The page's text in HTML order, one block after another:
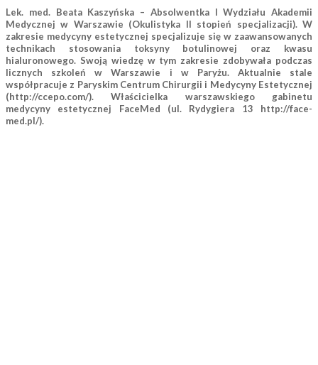
Lek. med. Beata Kaszyńska – Absolwentka I Wydziału Akademii
Medycznej w Warszawie (Okulistyka II stopień specjalizacji). W
zakresie medycyny estetycznej specjalizuje się w zaawansowanych
technikach stosowania toksyny botulinowej oraz kwasu
hialuronowego. Swoją wiedzę w tym zakresie zdobywała podczas
licznych szkoleń w Warszawie i w Paryżu. Aktualnie stale
współpracuje z Paryskim Centrum Chirurgii i Medycyny Estetycznej
(http://ccepo.com/). Właścicielka warszawskiego gabinetu
medycyny estetycznej FaceMed (ul. Rydygiera 13 http://face-
med.pl/).